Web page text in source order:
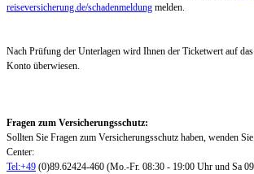
reiseversicherung.de/schadenmeldung melden.
Nach Prüfung der Unterlagen wird Ihnen der Ticketwert auf
Konto überwiesen.
Fragen zum Versicherungsschutz:
Sollten Sie Fragen zum Versicherungsschutz haben, wenden
Center:
Tel:+49 (0)89.62424-460 (Mo.-Fr. 08:30 - 19:00 Uhr und Sa